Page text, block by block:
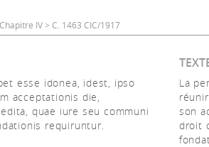
IV > C. 1463 CIC/1917
esse idonea, idest, ipso
acceptationis die,
quae iure seu communi
requiruntur.
La
son
droit